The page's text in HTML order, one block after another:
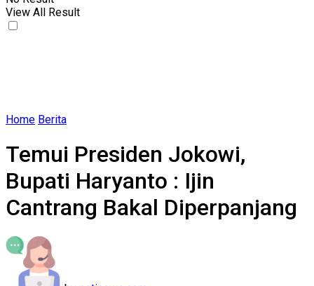
View All Result
Home Berita
Temui Presiden Jokowi,
Bupati Haryanto : Ijin
Cantrang Bakal Diperpanjang